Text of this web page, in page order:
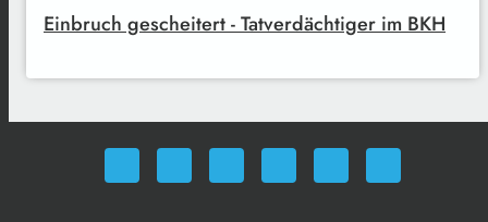
Einbruch gescheitert - Tatverdächtiger im BKH